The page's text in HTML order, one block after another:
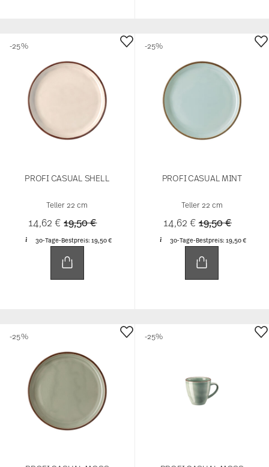
PROFI CASUAL SHELL
Teller 22 cm
14,62 €Price reduced from
19,50 €to
30-Tage-Bestpreis: 19,50 €
-25%
PROFI CASUAL MINT
Teller 22 cm
14,62 €Price reduced
19,50 €to
30-Tage-Bestpreis:19,50 €
-25%
-25% -25%